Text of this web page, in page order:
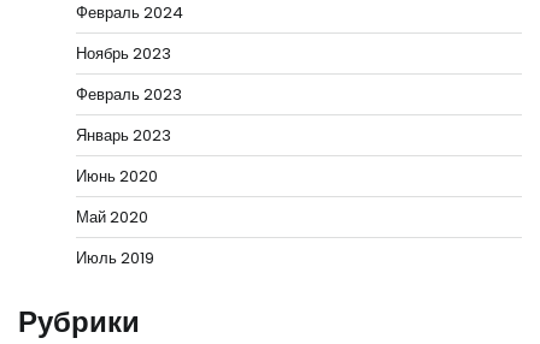
Февраль 2024
Ноябрь 2023
Февраль 2023
Январь 2023
Июнь 2020
Май 2020
Июль 2019
Рубрики